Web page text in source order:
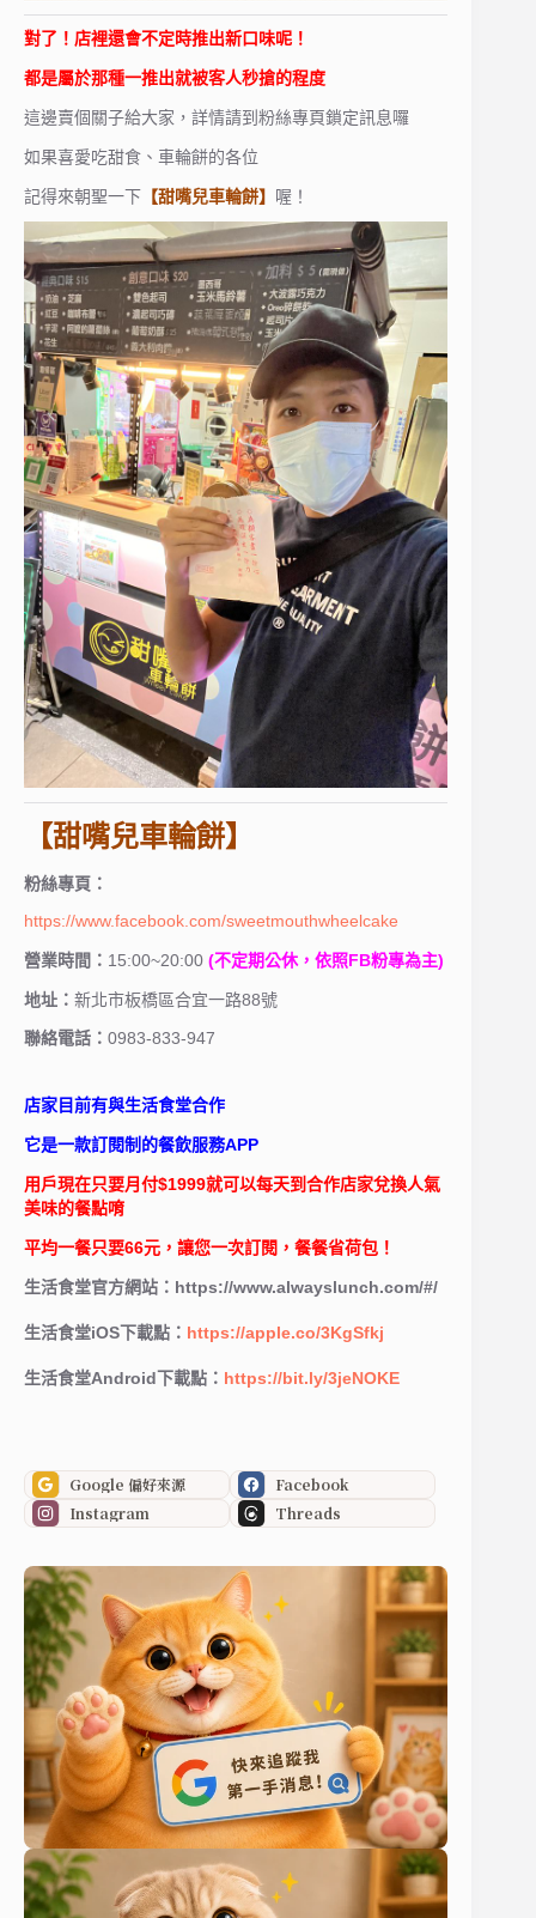
對了！店裡還會不定時推出新口味呢！
都是屬於那種一推出就被客人秒搶的程度
這邊賣個關子給大家，詳情請到粉絲專頁鎖定訊息囉
如果喜愛吃甜食、車輪餅的各位
記得來朝聖一下 【甜嘴兒車輪餅】 喔！
【甜嘴兒車輪餅】
粉絲專頁：
https://www.facebook.com/sweetmouthwheelcake
營業時間： 15:00~20:00 (不定期公休，依照FB粉專為主)
地址： 新北市板橋區合宜一路88號
聯絡電話： 0983-833-947
店家目前有與生活食堂合作
它是一款訂閱制的餐飲服務APP
用戶現在只要月付$1999就可以每天到合作店家兌換人氣
美味的餐點唷
平均一餐只要66元，讓您一次訂閱，餐餐省荷包！
生活食堂官方網站：https://www.alwayslunch.com/#/
生活食堂iOS下載點： https://apple.co/3KgSfkj
生活食堂Android下載點： https://bit.ly/3jeNOKE
Google 偏好來源
Facebook
Instagram
Threads